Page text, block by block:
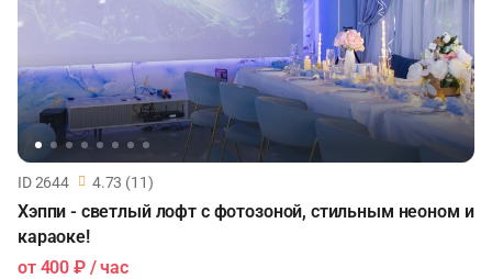
ID 2644 4.73 (11)
Хэппи - светлый лофт с фотозоной, стильным неоном и
караоке!
от 400 ₽/ час